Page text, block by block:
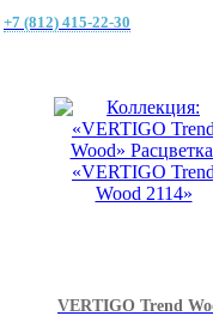
+7 (812) 415-22-30
VERTIGO Trend